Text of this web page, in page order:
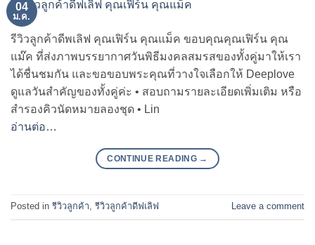
04
ม.ค.
รีวิวลูกค้าดีพเลิฟ คุณเฟิร์น คุณแม็ค ขอบคุณคุณเฟิร์น คุณ
แม๊ค ที่ส่งภาพบรรยากาศวันพิธีมงคลสมรสของทั้งคู่มาให้เรา
ได้ชื่นชมกัน และขอขอบพระคุณที่วางใจเลือกให้ Deeplove
ดูแลวันสำคัญของทั้งคู่ค่ะ • สอบถามรายละเอียดเพิ่มเติม หรือ
สำรองคิวนัดหมายลองชุด • Lin
อ่านต่อ…
CONTINUE READING →
Posted in รีวิวลูกค้า, รีวิวลูกค้าดีฟเลิฟ Leave a comment